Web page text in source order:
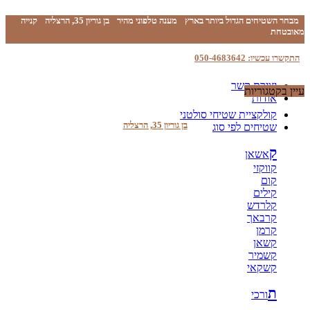
מבחר השטיחים הגדול ביותר בארץ מענה טלפוני מהיר בן גוריון 35, הרצליה
קנייה
מאובטחת
התקשרו עכשיו: 050-4683642
יצירת קשר
אודות
בן גוריון 35, הרצליה
עיין בקטגוריות
קולקציית שטיחי סולטני
שטיחים לפי סוג
קאשאן
קווקזי
קום
קילים
קלרדש
קרבאך
קרמן
קשאן
קשמיר
קשקאי
תורכי